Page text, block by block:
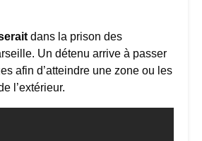
dans la prison des
Un détenu arrive à passer
afin d’atteindre une zone ou les
l’extérieur.